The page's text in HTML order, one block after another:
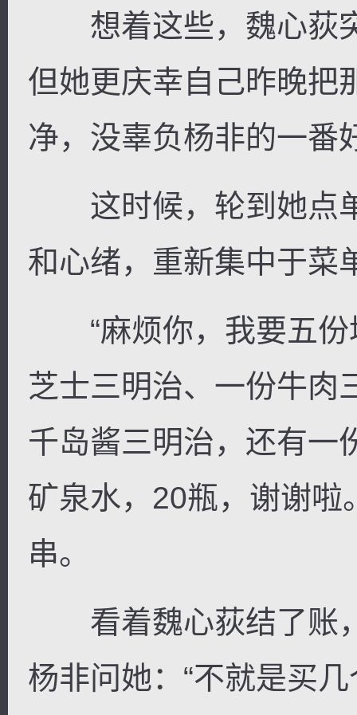
想着这些，魏心荻
但她更庆幸自己昨晚把
净，没辜负杨非的一番
这时候，轮到她点
和心绪，重新集中于菜
“麻烦你，我要五份
芝士三明治、一份牛肉
千岛酱三明治，还有一
矿泉水，20瓶，谢谢啦
串。
看着魏心荻结了账
杨非问她：“不就是买